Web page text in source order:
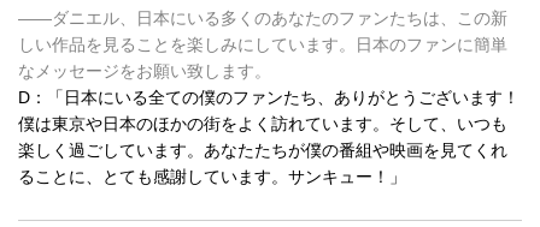
――ダニエル、日本にいる多くのあなたのファンたちは、この新
しい作品を見ることを楽しみにしています。日本のファンに簡単
なメッセージをお願い致します。
D：「日本にいる全ての僕のファンたち、ありがとうございます！
僕は東京や日本のほかの街をよく訪れています。そして、いつも
楽しく過ごしています。あなたたちが僕の番組や映画を見てくれ
ることに、とても感謝しています。サンキュー！」